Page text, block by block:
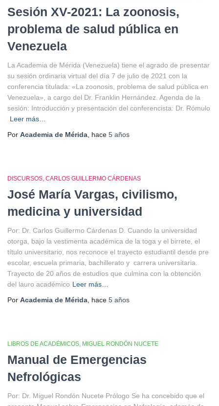
Sesión XV-2021: La zoonosis,
problema de salud pública en
Venezuela
La Academia de Mérida (Venezuela) tiene el agrado de presentar
su sesión ordinaria virtual del día 7 de julio de 2021 con la
conferencia titulada: «La zoonosis, problema de salud pública en
Venezuela», a cargo del Dr. Franklin Hernández. Agenda de la
sesión: Introducción y presentación del conferencista: Dr. Rómulo
Leer más…
Por Academia de Mérida , hace 5 años
DISCURSOS CARLOS GUILLERMO CÁRDENAS
José María Vargas, civilismo,
medicina y universidad
Por: Dr. Carlos Guillermo Cárdenas D. Cuando la universidad
otorga, bajo la vestimenta académica de la toga y el birrete, el
título universitario, nos reconoce el trayecto estudiantil desde pre
escolar, escuela primaria, bachillerato y carrera universitaria.
Trayecto de 20 años de estudios que culmina con la obtención
del lauro académico Leer más…
Por Academia de Mérida , hace 5 años
LIBROS DE ACADÉMICOS MIGUEL RONDÓN NUCETE
Manual de Emergencias
Nefrológicas
Por: Dr. Miguel Rondón Nucete Prólogo Se ha concebido que el